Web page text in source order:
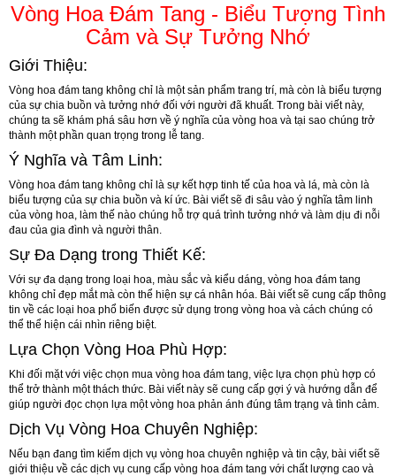
Vòng Hoa Đám Tang - Biểu Tượng Tình
Cảm và Sự Tưởng Nhớ
Giới Thiệu:
Vòng hoa đám tang không chỉ là một sản phẩm trang trí, mà còn là biểu tượng
của sự chia buồn và tưởng nhớ đối với người đã khuất. Trong bài viết này,
chúng ta sẽ khám phá sâu hơn về ý nghĩa của vòng hoa và tại sao chúng trở
thành một phần quan trọng trong lễ tang.
Ý Nghĩa và Tâm Linh:
Vòng hoa đám tang không chỉ là sự kết hợp tinh tế của hoa và lá, mà còn là
biểu tượng của sự chia buồn và kí ức. Bài viết sẽ đi sâu vào ý nghĩa tâm linh
của vòng hoa, làm thế nào chúng hỗ trợ quá trình tưởng nhớ và làm dịu đi nỗi
đau của gia đình và người thân.
Sự Đa Dạng trong Thiết Kế:
Với sự đa dạng trong loại hoa, màu sắc và kiểu dáng, vòng hoa đám tang
không chỉ đẹp mắt mà còn thể hiện sự cá nhân hóa. Bài viết sẽ cung cấp thông
tin về các loại hoa phổ biến được sử dụng trong vòng hoa và cách chúng có
thể thể hiện cái nhìn riêng biệt.
Lựa Chọn Vòng Hoa Phù Hợp:
Khi đối mặt với việc chọn mua vòng hoa đám tang, việc lựa chọn phù hợp có
thể trở thành một thách thức. Bài viết này sẽ cung cấp gợi ý và hướng dẫn để
giúp người đọc chọn lựa một vòng hoa phản ánh đúng tâm trạng và tình cảm.
Dịch Vụ Vòng Hoa Chuyên Nghiệp:
Nếu bạn đang tìm kiếm dịch vụ vòng hoa chuyên nghiệp và tin cậy, bài viết sẽ
giới thiệu về các dịch vụ cung cấp vòng hoa đám tang với chất lượng cao và